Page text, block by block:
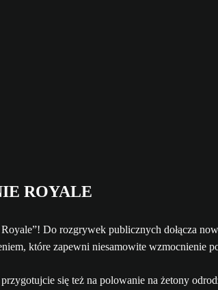
ROYALE
Do rozgrywek publicznych dołącza
które zapewni niesamowite wzmocnienie
się też na polowanie na żetony